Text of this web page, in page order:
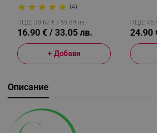
30-Секундно Загряване,
Черен
★ ★ ★ ★ ★ (4)
ПЦД: 30.62 € / 59.89 лв.
16.90 € / 33.05 лв.
+ Добави
ПЦД:
24.90
Описание